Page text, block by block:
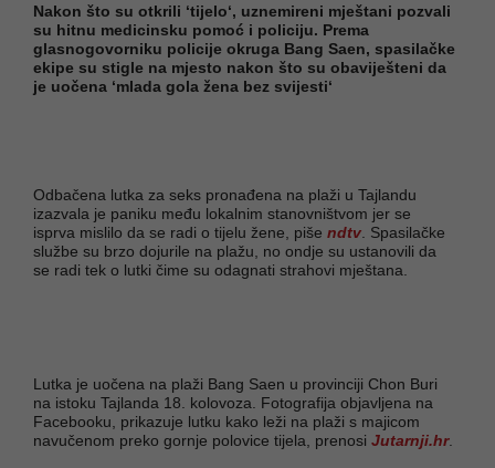
Nakon što su otkrili ‘tijelo‘, uznemireni mještani pozvali
su hitnu medicinsku pomoć i policiju. Prema
glasnogovorniku policije okruga Bang Saen, spasilačke
ekipe su stigle na mjesto nakon što su obaviješteni da
je uočena ‘mlada gola žena bez svijesti‘
Odbačena lutka za seks pronađena na plaži u Tajlandu
izazvala je paniku među lokalnim stanovništvom jer se
isprva mislilo da se radi o tijelu žene, piše ndtv . Spasilačke
službe su brzo dojurile na plažu, no ondje su ustanovili da
se radi tek o lutki čime su odagnati strahovi mještana.
Lutka je uočena na plaži Bang Saen u provinciji Chon Buri
na istoku Tajlanda 18. kolovoza. Fotografija objavljena na
Facebooku, prikazuje lutku kako leži na plaži s majicom
navučenom preko gornje polovice tijela, prenosi Jutarnji.hr.